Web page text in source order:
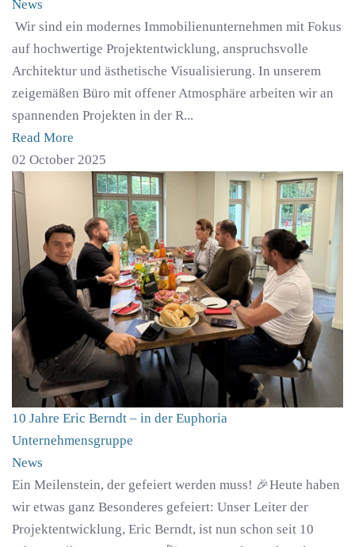
News
Wir sind ein modernes Immobilienunternehmen mit Fokus
auf hochwertige Projektentwicklung, anspruchsvolle
Architektur und ästhetische Visualisierung. In unserem
zeigemäßen Büro mit offener Atmosphäre arbeiten wir an
spannenden Projekten in der R...
Read More
02 October 2025
10 Jahre Eric Berndt – in der Euphoria
Unternehmensgruppe
News
Ein Meilenstein, der gefeiert werden muss! 🎉Heute haben
wir etwas ganz Besonderes gefeiert: Unser Leiter der
Projektentwicklung, Eric Berndt, ist nun schon seit 10